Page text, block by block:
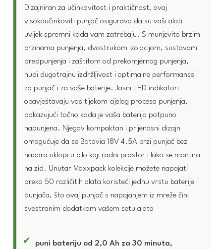
Dizajniran za učinkovitost i praktičnost, ovaj
visokoučinkoviti punjač osigurava da su vaši alati
uvijek spremni kada vam zatrebaju. S munjevito brzim
brzinama punjenja, dvostrukom izolacijom, sustavom
predpunjenja i zaštitom od prekomjernog punjenja,
nudi dugotrajnu izdržljivost i optimalne performanse i
za punjač i za vaše baterije. Jasni LED indikatori
obavještavaju vas tijekom cijelog procesa punjenja,
pokazujući točno kada je vaša baterija potpuno
napunjena. Njegov kompaktan i prijenosni dizajn
omogućuje da se Batavia 18V 4.5A brzi punjač bez
napora uklopi u bilo koji radni prostor i lako se montira
na zid. Unutar Maxxpack kolekcije možete napajati
preko 50 različitih alata koristeći jednu vrstu baterije i
punjača, što ovaj punjač s napajanjem iz mreže čini
svestranim dodatkom vašem setu alata
puni bateriju od 2,0 Ah za 30 minuta,